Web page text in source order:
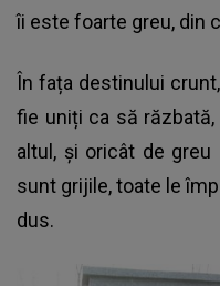
îi este foarte greu, din
În fața destinului
fie uniți ca să
altul, și oricât de
sunt grijile, toate le
dus.